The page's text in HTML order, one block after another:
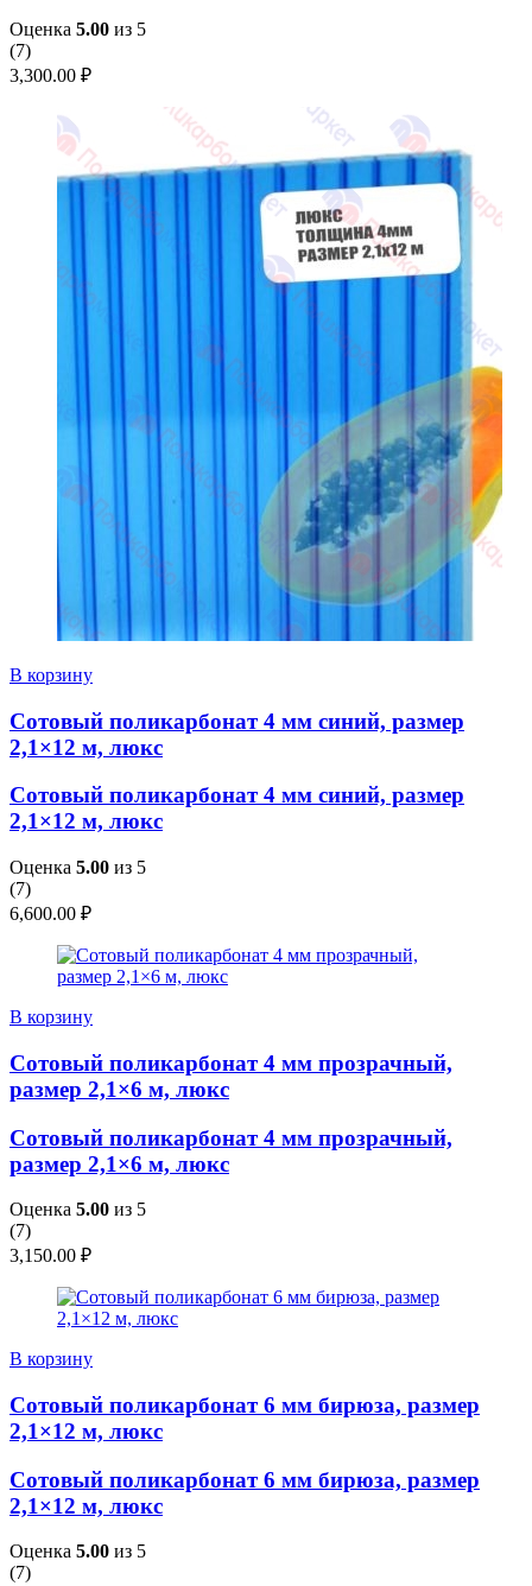
Оценка 5.00 из 5
(7)
3,300.00 ₽
В корзину
Сотовый поликарбонат 4 мм синий, размер
2,1×12 м, люкс
Сотовый поликарбонат 4 мм синий, размер
2,1×12 м, люкс
Оценка 5.00 из 5
(7)
6,600.00 ₽
В корзину
Сотовый поликарбонат 4 мм прозрачный,
размер 2,1×6 м, люкс
Сотовый поликарбонат 4 мм прозрачный,
размер 2,1×6 м, люкс
Оценка 5.00 из 5
(7)
3,150.00 ₽
В корзину
Сотовый поликарбонат 6 мм бирюза, размер
2,1×12 м, люкс
Сотовый поликарбонат 6 мм бирюза, размер
2,1×12 м, люкс
Оценка 5.00 из 5
(7)